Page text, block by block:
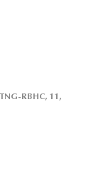
RBHC, 11,